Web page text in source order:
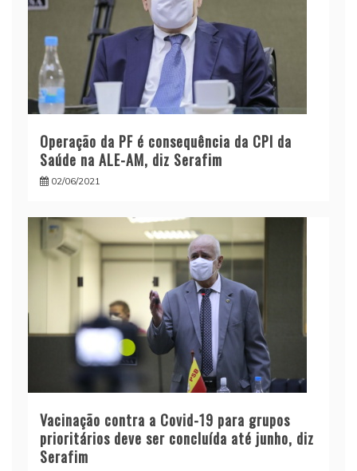
Operação da PF é consequência da CPI da
Saúde na ALE-AM, diz Serafim
02/06/2021
Vacinação contra a Covid-19 para grupos
prioritários deve ser concluída até junho, diz
Serafim